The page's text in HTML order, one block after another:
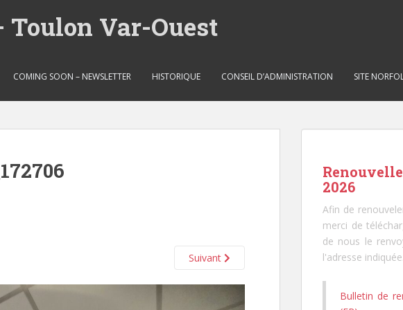
Var-Ouest
COMING SOON – NEWSLETTER HISTORIQUE CONSEIL D’ADMINISTRATION SITE
Suivant
2026
Afin de
merci de
de nous le
l'adresse indiquée.
Bulletin de